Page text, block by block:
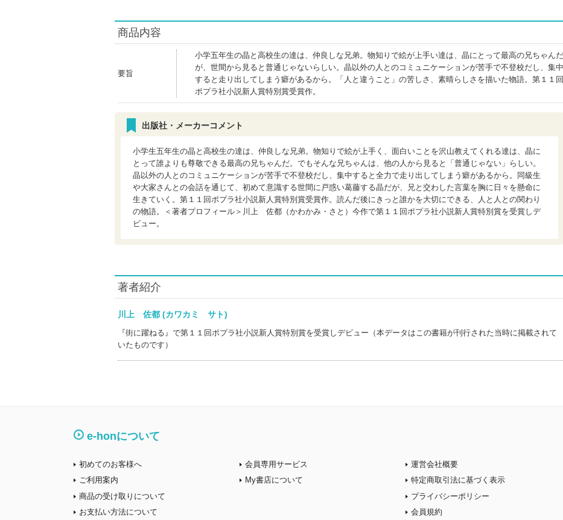
商品内容
要旨
小学五年生の晶と高校生の達は、仲良しな兄弟。物知りで絵が上手い達は、晶にとって最高の兄ちゃんだ
が、世間から見ると普通じゃないらしい。晶以外の人とのコミュニケーションが苦手で不登校だし、集中
すると走り出してしまう癖があるから。「人と違うこと」の苦しさ、素晴らしさを描いた物語。第１１回
ポプラ社小説新人賞特別賞受賞作。
出版社・メーカーコメント
小学生五年生の晶と高校生の達は、仲良しな兄弟。物知りで絵が上手く、面白いことを沢山教えてくれる達は、晶に
とって誰よりも尊敬できる最高の兄ちゃんだ。でもそんな兄ちゃんは、他の人から見ると「普通じゃない」らしい。
晶以外の人とのコミュニケーションが苦手で不登校だし、集中すると全力で走り出してしまう癖があるから。同級生
や大家さんとの会話を通じて、初めて意識する世間に戸惑い葛藤する晶だが、兄と交わした言葉を胸に日々を懸命に
生きていく。第１１回ポプラ社小説新人賞特別賞受賞作。読んだ後にきっと誰かを大切にできる、人と人との関わり
の物語。＜著者プロフィール＞川上 佐都（かわかみ・さと）今作で第１１回ポプラ社小説新人賞特別賞を受賞しデ
ビュー。
著者紹介
川上 佐都 (カワカミ サト)
『街に躍ねる』で第１１回ポプラ社小説新人賞特別賞を受賞しデビュー（本データはこの書籍が刊行された当時に掲載されて
いたものです）
e-honについて
初めてのお客様へ
ご利用案内
商品の受け取りについて
お支払い方法について
会員専用サービス
My書店について
運営会社概要
特定商取引法に基づく表示
プライバシーポリシー
会員規約